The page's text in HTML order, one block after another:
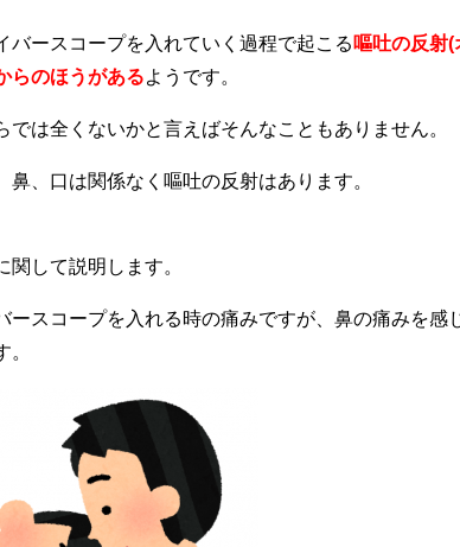
バースコープを入れていく過程で起こる 嘔吐の反射(
らのほうがあるようです。
では全くないかと言えばそんなこともありません。
鼻、口は関係なく嘔吐の反射はあります。
関して説明します。
ースコープを入れる時の痛みですが、鼻の痛みを感